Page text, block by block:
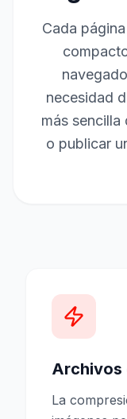
Cada
necesidad
más sencilla
o publicar
Archivos
La